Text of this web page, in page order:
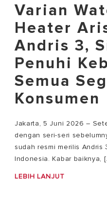
Varian
Heater
Andris 3,
Penuhi
Semua
Konsumen
Jakarta, 5 Juni 2026 –
dengan seri-seri
sudah resmi merilis Andris
Indonesia. Kabar baiknya,
LEBIH LANJUT